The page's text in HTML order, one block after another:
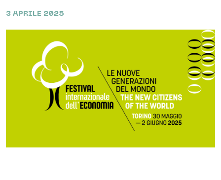
3 APRILE 2025